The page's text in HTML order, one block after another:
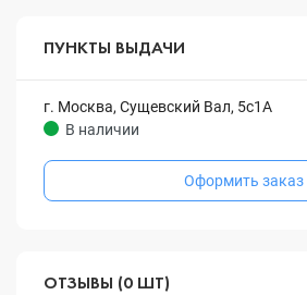
ПУНКТЫ ВЫДАЧИ
г. Москва, Сущевский Вал, 5с1А
В наличии
Оформить заказ
ОТЗЫВЫ (0 ШТ)